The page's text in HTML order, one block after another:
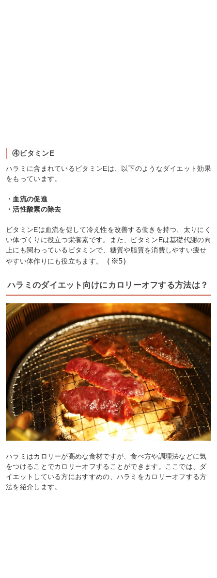
④ビタミンE
ハラミに含まれているビタミンEは、以下のようなダイエット効果
をもっています。
・血流の促進
・活性酸素の除去
ビタミンEは血流を促して冷え性を改善する働きを持つ、太りにく
い体づくりに役立つ栄養素です。また、ビタミンEは基礎代謝の向
上にも関わっているビタミンで、糖質や脂質を消費しやすい痩せ
やすい体作りにも役立ちます。
（※5）
ハラミのダイエット向けにカロリーオフする方法は？
ハラミはカロリーが高めな食材ですが、食べ方や調理法などに気
をつけることでカロリーオフすることができます。ここでは、ダ
イエットしている方におすすめの、ハラミをカロリーオフする方
法を紹介します。